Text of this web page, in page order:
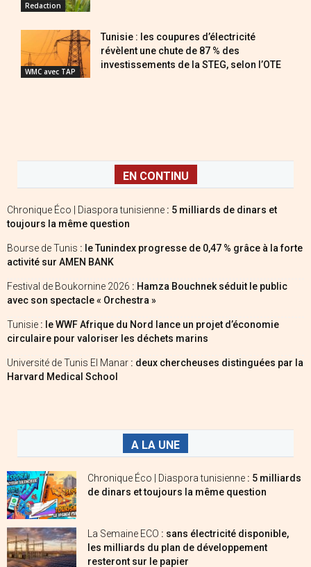
Redaction
WMC avec TAP
Tunisie : les coupures d’électricité
révèlent une chute de 87 % des
investissements de la STEG, selon l’OTE
EN CONTINU
Chronique Éco | Diaspora tunisienne : 5 milliards de dinars et
toujours la même question
Bourse de Tunis : le Tunindex progresse de 0,47 % grâce à la forte
activité sur AMEN BANK
Festival de Boukornine 2026 : Hamza Bouchnek séduit le public
avec son spectacle « Orchestra »
Tunisie : le WWF Afrique du Nord lance un projet d’économie
circulaire pour valoriser les déchets marins
Université de Tunis El Manar : deux chercheuses distinguées par la
Harvard Medical School
A LA UNE
Chronique Éco | Diaspora tunisienne : 5 milliards
de dinars et toujours la même question
La Semaine ECO : sans électricité disponible,
les milliards du plan de développement
resteront sur le papier